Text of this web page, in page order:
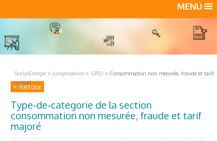
MENU
SocialEnergie > Jurisprudence > GRD > Consommation non mesurée, fraude et tarif
majoré
< Retour
Type-de-categorie de la section
consommation non mesurée, fraude et tarif
majoré